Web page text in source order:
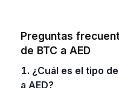
Preguntas
de BTC a AED
1. ¿Cuál es el tipo de cambio actual de 1 BTC
a AED?